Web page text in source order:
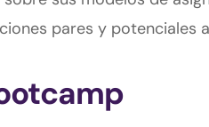
pares y potenciales